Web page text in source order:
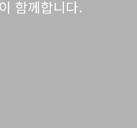
함께합니다.